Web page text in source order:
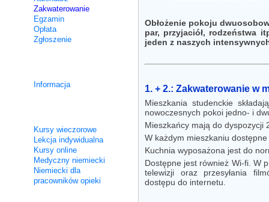
Zakwaterowanie
Egzamin
Opłata
Zgłoszenie
Informacja
Kursy wieczorowe
Lekcja indywidualna
Kursy online
Medyczny niemiecki
Niemiecki dla
pracowników opieki
Obłożenie pokoju
par, przyjaciół, rodzeństwa
jeden z naszych
1. + 2.: Zakwaterowanie w
Mieszkania studenckie
nowoczesnych pokoi jedno- i
Mieszkańcy mają do dyspozycji
W każdym mieszkaniu
Kuchnia wyposażona jest do
Dostępne jest również Wi-fi. W
telewizji oraz przesyłania
dostępu do internetu.